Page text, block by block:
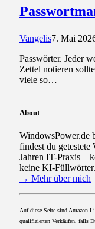
Vangelis7. Mai
Passwörter. Jeder
Zettel notieren
viele so…
About
WindowsPower.de
findest du
Jahren IT-Praxis –
keine KI-
→ Mehr über mich
Auf diese Seite sind Amazon-
qualifizierten Verkäufen, falls